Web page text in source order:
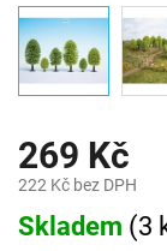
269 Kč
222 Kč bez DPH
Měrná
cena:
Skladem (3